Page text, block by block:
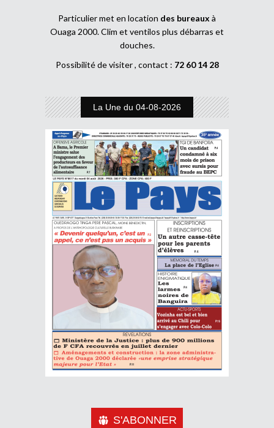
Particulier met en location des bureaux à
Ouaga 2000. Clim et ventilos plus débarras et
douches.
Possibilité de visiter , contact : 72 60 14 28
La Une du 04-08-2026
S'ABONNER